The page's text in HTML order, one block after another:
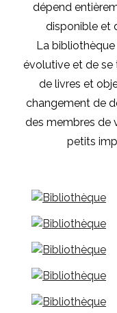
dépend
disponible et
La
évolutive et de se
de livres et
changement de
des membres de
petits